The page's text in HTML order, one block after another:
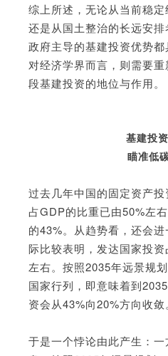
综上所述，无论从当前稳定
还是从国土整治的长远安
政府主导的基建投资优势都
对经济学界而言，则需要
段基建投资的地位与作用。
基建投
瞄准低
过去几年中国的固定资产投
占GDP的比重已由50%左
的43%。从趋势看，还会
际比较表明，发达国家投
左右。按照2035年远景规
国家行列，即意味着到
资会从43%向20%方向收敛
于是一个悖论由此产生：